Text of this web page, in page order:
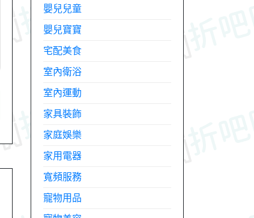
嬰兒兒童
嬰兒寶寶
宅配美食
室內衛浴
室內運動
家具裝飾
家庭娛樂
家用電器
寬頻服務
寵物用品